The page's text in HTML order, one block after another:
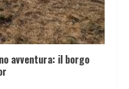
avventura: il borgo